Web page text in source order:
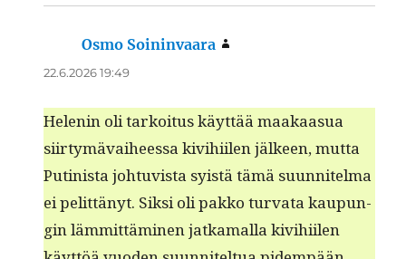
Osmo Soininvaara
22.6.2026 19:49
Helenin oli tarkoi­tus käyt­tää maakaa­sua
siir­tymä­vai­heessa kivi­hi­ilen jäl­keen, mut­ta
Putin­ista johtu­vista syistä tämä suun­nitel­ma
ei pelit­tänyt. Sik­si oli pakko tur­va­ta kaupun­
gin läm­mit­tämi­nen jatka­mal­la kivi­hi­ilen